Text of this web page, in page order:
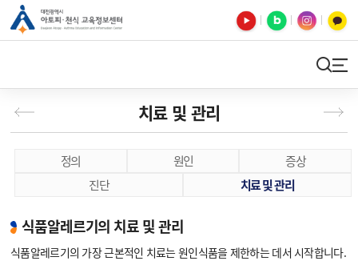
치료 및 관리
정의 원인
증상
진단
치료 및 관리
식품알레르기의 치료 및 관리
식품알레르기의 가장 근본적인 치료는 원인식품을 제한하는 데서 시작합니다.